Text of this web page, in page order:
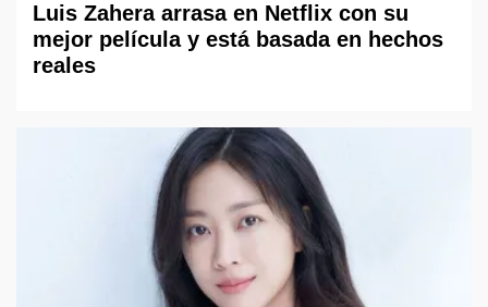
Luis Zahera arrasa en Netflix con su
mejor película y está basada en hechos
reales